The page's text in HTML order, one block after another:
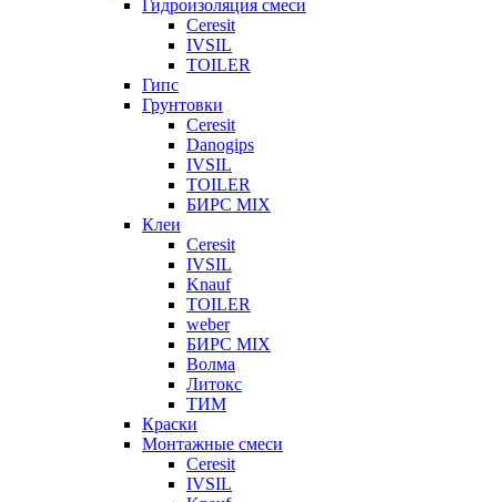
Гидроизоляция смеси
Ceresit
IVSIL
TOILER
Гипс
Грунтовки
Ceresit
Danogips
IVSIL
TOILER
БИРС MIX
Клеи
Ceresit
IVSIL
Knauf
TOILER
weber
БИРС MIX
Волма
Литокс
ТИМ
Краски
Монтажные смеси
Ceresit
IVSIL